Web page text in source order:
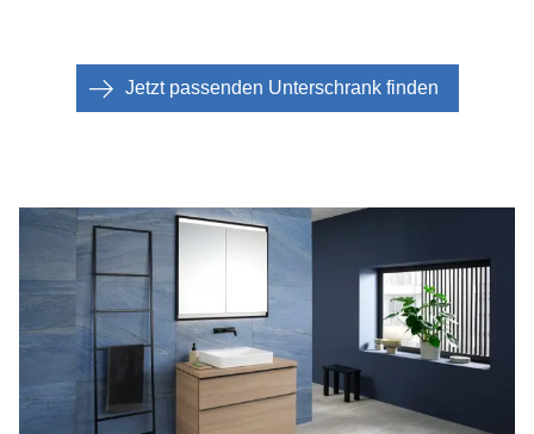
Jetzt passenden Unterschrank finden